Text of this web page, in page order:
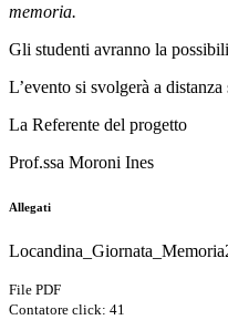
memoria.
Gli studenti avranno la
L’evento si svolgerà a
La Referente del progetto
Prof.ssa Moroni Ines
Allegati
File PDF
Contatore click: 41